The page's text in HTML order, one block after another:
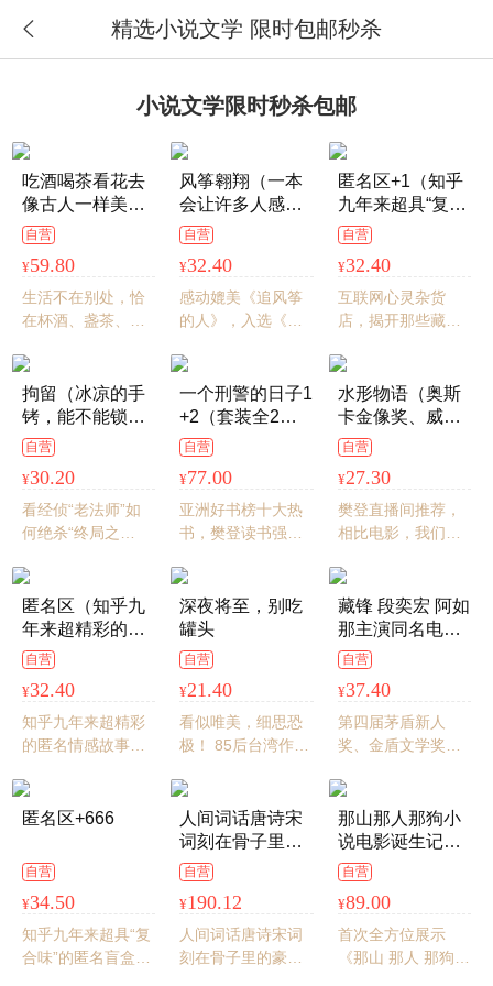
 精选小说文学 限时包邮秒杀
搜索 分类 购物车
小说文学限时秒杀包邮
吃酒喝茶看花去
像古人一样美好
生活重拾古人对
自然的敏感、对
细节的珍视，顺
应自然时序，在
节气流转中体悟
自营
¥59.80
生活不在别处，恰
在杯酒、盏茶、一
师重磅推荐：“读过
本书的人对美好生
活会有新的理解。
风筝翱翔（一本
会让许多人感慨
为什么没早点读
到的书）
自营
¥32.40
感动媲美《追风筝
的人》，入选《泰
中年小说家”抚慰心
灵的治愈之作！2个
夏天、3场葬礼、X
种别离，跨越时间
和生死的深刻情感
匿名区+1（知乎
九年来超具“复合
味”的匿名故事）
自营
¥32.40
互联网心灵杂货
店，揭开那些藏在
敢，温柔与坚强，
善良与锋芒
拘留（冰凉的手
铐，能不能锁住
欲望的火焰）
自营
¥30.20
看经侦“老法师”如
何绝杀“终局之
后，程琳新作“我在
东北当警察”系列四
绝杀！三方无间厮
杀，你中有我我中
有你！正邪隐秘交
锋，真戏假戏好戏
连台！
一个刑警的日子1
+2（套装全2
册，《刑警的日
子》电视剧原著
小说，欧豪、张
佳宁、何冰、王
佳佳、高亚麟、
等主演）
自营
¥77.00
亚洲好书榜十大热
书，樊登读书强力
佳宁·何 冰·王佳佳
领衔主演，5月5日
已开播。
水形物语（奥斯
卡金像奖、威尼
斯金狮奖同名小
说，未删减）
自营
¥27.30
樊登直播间推荐，
相比电影，我们能
删，一帧不减。跨
越生物种群的爱情
故事，充满时代隐
喻的暗黑童话。所
有孤独的灵魂拥抱
在一起就能对抗黑
暗！精美双封、原
版海报原汁原味呈
匿名区（知乎九
年来超精彩的匿
名情感故事！）
自营
¥32.40
知乎九年来超精彩
的匿名情感故事，2
海选，150位大V筛
选推荐，100万网
故事买手众里寻
他，300小时爬虫
搜索，找到这些不
具名的故事！
深夜将至，别吃
罐头
自营
¥21.40
看似唯美，细思恐
极！ 85后台湾作
说黑马之作，华丽
启幕阅读“轻恐
怖”时代，彻底颠覆
恐怖原本的样貌！
16个短篇故事，令
你在独处时某个私
密的夜晚忍不住想
起：关于恐惧那张
藏锋 段奕宏 阿如
那主演同名电视
剧2025年腾讯片
单
自营
¥37.40
第四届茅盾新人
奖、金盾文学奖作
界观新作！够新！
够奇！够劲！愚
者，剑拔弩张；智
者，不露锋芒；看
一个“字警”如何在
特警队逆风翻盘！
匿名区+666
自营
¥34.50
知乎九年来超具“复
合味”的匿名盲盒故
人间词话唐诗宋
词刻在骨子里的
豪迈与浪漫印在
心间的柔婉与风
雅当当自营抖音
爆款书中国传统
文化
自营
¥190.12
人间词话唐诗宋词
刻在骨子里的豪迈
那山那人那狗小
说电影诞生记
（精装印签版小
说手稿、珍贵信
件首次公开 彭见
明成名作，同名
电影刘烨主演）
自营
¥89.00
首次全方位展示
《那山 那人 那狗》